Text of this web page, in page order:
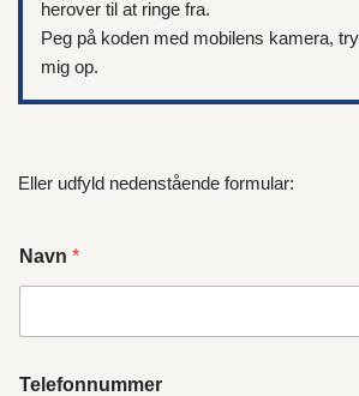
herover til at ringe fra.
Peg på koden med mobilens kamera,
mig op.
Eller udfyld nedenstående formular:
Navn *
Telefonnummer